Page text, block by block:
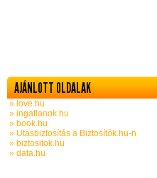
AJÁNLOTT OLDALAK
» love.hu
» ingatlanok.hu
» book.hu
» Utasbiztosítás a Biztosítók.hu-n
» biztositok.hu
» data.hu